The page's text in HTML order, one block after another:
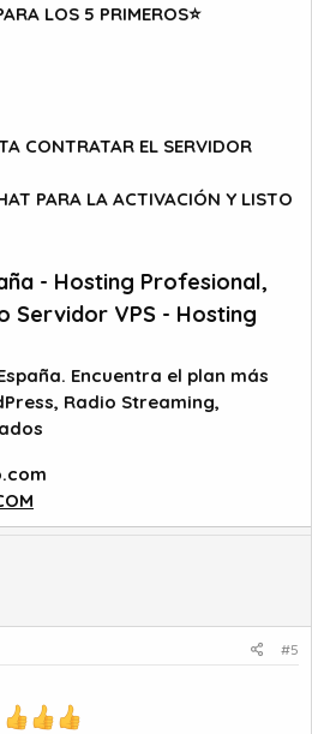
LOS 5 PRIMEROS⭐
CONTRATAR EL SERVIDOR
PARA LA ACTIVACIÓN Y LISTO
- Hosting Profesional,
Servidor VPS - Hosting
Encuentra el plan más
Radio Streaming,
#5